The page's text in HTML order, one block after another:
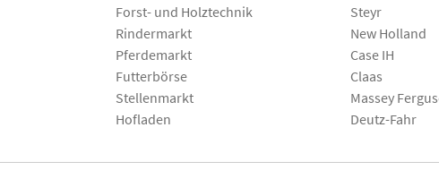
Forst- und Holztechnik
Rindermarkt
Pferdemarkt
Futterbörse
Stellenmarkt
Hofladen
Steyr
New Holland
Case IH
Claas
Massey
Deutz-Fahr